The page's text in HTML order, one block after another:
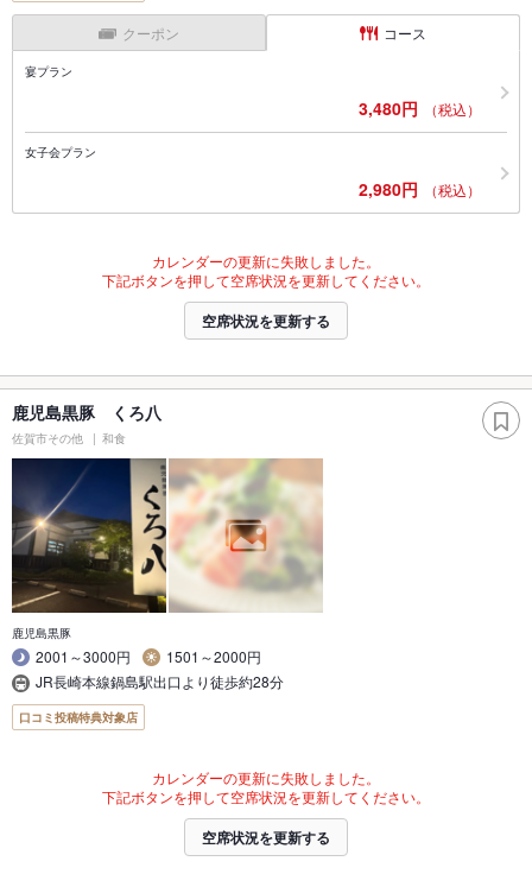
クーポン コース
宴プラン
3,480円 （税込）
女子会プラン
2,980円 （税込）
カレンダーの更新に失敗しました。
下記ボタンを押して空席状況を更新してください。
空席状況を更新する
鹿児島黒豚 くろ八
佐賀市その他 和食
鹿児島黒豚
2001～3000円
1501～2000円
JR長崎本線鍋島駅出口より徒歩約28分
口コミ投稿特典対象店
カレンダーの更新に失敗しました。
下記ボタンを押して空席状況を更新してください。
空席状況を更新する